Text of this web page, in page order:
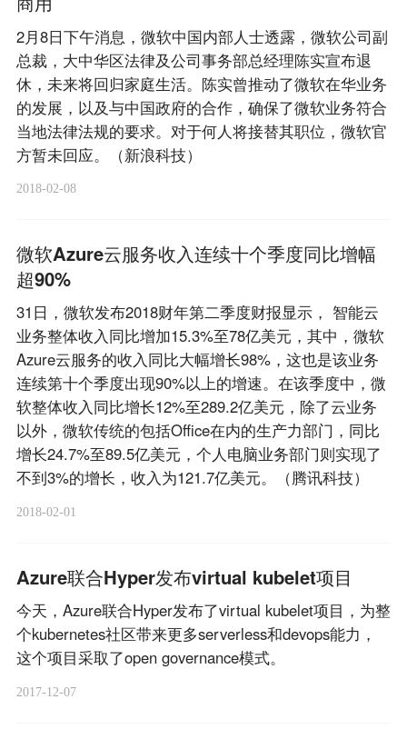
2月8日下午消息，微软中国内部人士透露，微软公司副
总裁，大中华区法律及公司事务部总经理陈实宣布退
休，未来将回归家庭生活。陈实曾推动了微软在华业务
的发展，以及与中国政府的合作，确保了微软业务符合
当地法律法规的要求。对于何人将接替其职位，微软官
方暂未回应。（新浪科技）
2018-02-08
微软Azure云服务收入连续十个季度同比增幅
超90%
31日，微软发布2018财年第二季度财报显示， 智能云
业务整体收入同比增加15.3%至78亿美元，其中，微软
Azure云服务的收入同比大幅增长98%，这也是该业务
连续第十个季度出现90%以上的增速。在该季度中，微
软整体收入同比增长12%至289.2亿美元，除了云业务
以外，微软传统的包括Office在内的生产力部门，同比
增长24.7%至89.5亿美元，个人电脑业务部门则实现了
不到3%的增长，收入为121.7亿美元。（腾讯科技）
2018-02-01
Azure联合Hyper发布virtual kubelet项目
今天，Azure联合Hyper发布了virtual kubelet项目，为整
个kubernetes社区带来更多serverless和devops能力，
这个项目采取了open governance模式。
2017-12-07